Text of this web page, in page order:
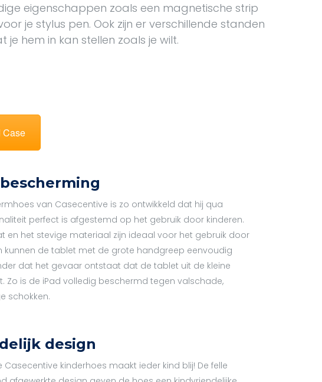
eigenschappen zoals een magnetische strip
je stylus pen. Ook zijn er verschillende standen
je hem in kan stellen zoals je wilt.
Case
van Casecentive is zo ontwikkeld dat hij qua
perfect is afgestemd op het gebruik door kinderen.
en het stevige materiaal zijn ideaal voor het gebruik door
kunnen de tablet met de grote handgreep eenvoudig
dat het gevaar ontstaat dat de tablet uit de kleine
Zo is de iPad volledig beschermd tegen valschade,
schokken.
design
Casecentive kinderhoes maakt ieder kind blij! De felle